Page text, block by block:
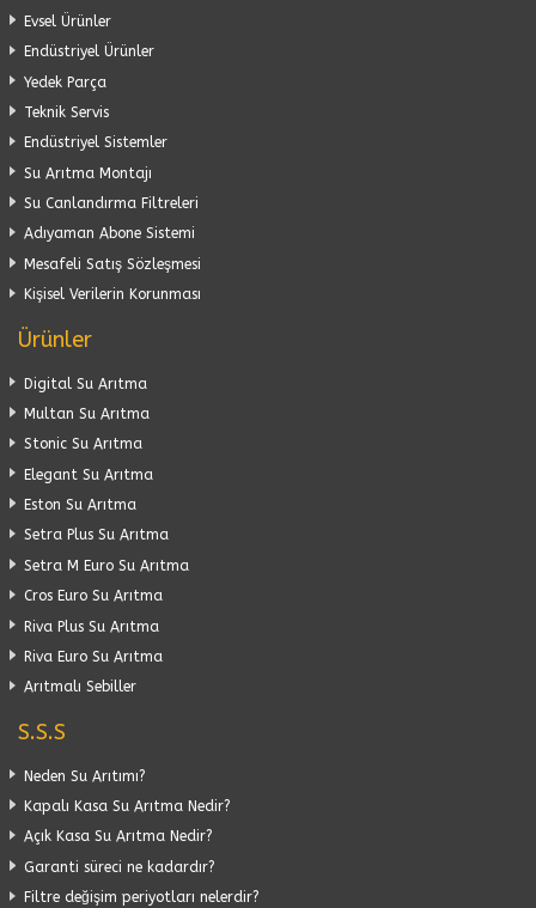
Evsel Ürünler
Endüstriyel Ürünler
Yedek Parça
Teknik Servis
Endüstriyel Sistemler
Su Arıtma Montajı
Su Canlandırma Filtreleri
Adıyaman Abone Sistemi
Mesafeli Satış Sözleşmesi
Kişisel Verilerin Korunması
Ürünler
Digital Su Arıtma
Multan Su Arıtma
Stonic Su Arıtma
Elegant Su Arıtma
Eston Su Arıtma
Setra Plus Su Arıtma
Setra M Euro Su Arıtma
Cros Euro Su Arıtma
Riva Plus Su Arıtma
Riva Euro Su Arıtma
Arıtmalı Sebiller
S.S.S
Neden Su Arıtımı?
Kapalı Kasa Su Arıtma Nedir?
Açık Kasa Su Arıtma Nedir?
Garanti süreci ne kadardır?
Filtre değişim periyotları nelerdir?